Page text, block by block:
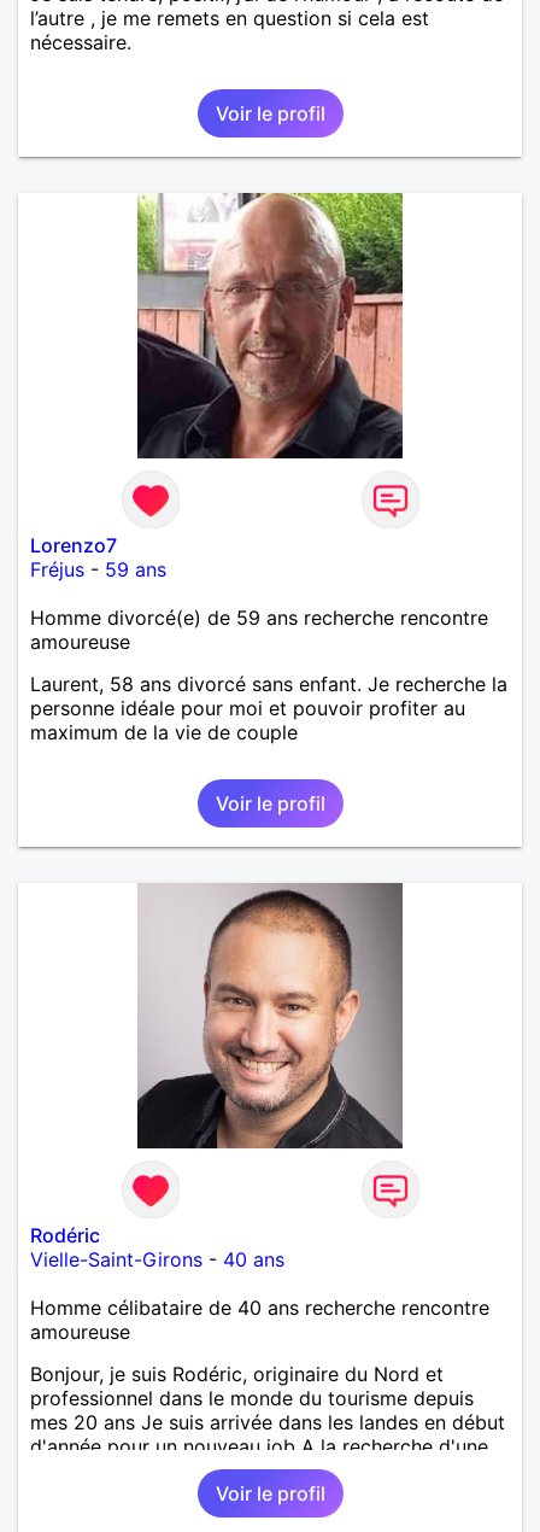
l’autre , je me remets en question si cela est
nécessaire.
Voir le profil
Lorenzo7
Fréjus - 59 ans
Homme divorcé(e) de 59 ans recherche rencontre
amoureuse
Laurent, 58 ans divorcé sans enfant. Je recherche la
personne idéale pour moi et pouvoir profiter au
maximum de la vie de couple
Voir le profil
Rodéric
Vielle-Saint-Girons - 40 ans
Homme célibataire de 40 ans recherche rencontre
amoureuse
Bonjour, je suis Rodéric, originaire du Nord et
professionnel dans le monde du tourisme depuis
mes 20 ans Je suis arrivée dans les landes en début
d'année pour un nouveau job A la recherche d'une
personne avec qui découvrir, partager et pourquoi
pas aimer ;) Je suis quelqu'un d'humain, sociable
avec une pointe de taquinerie ;) Au plaisir :)
Voir le profil